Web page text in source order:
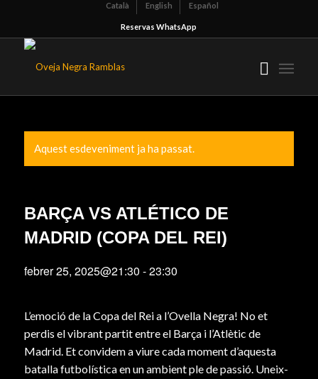
Català English Español
Reservas WhatsApp
Aquest esdeveniment ja ha passat.
BARÇA VS ATLÉTICO DE
MADRID (COPA DEL REI)
febrer 25, 2025@21:30 -23:30
L’emoció de la Copa del Rei a l’Ovella Negra! No et
perdis el vibrant partit entre el Barça i l’Atlètic de
Madrid. Et convidem a viure cada moment d’aquesta
batalla futbolística en un ambient ple de passió. Uneix-